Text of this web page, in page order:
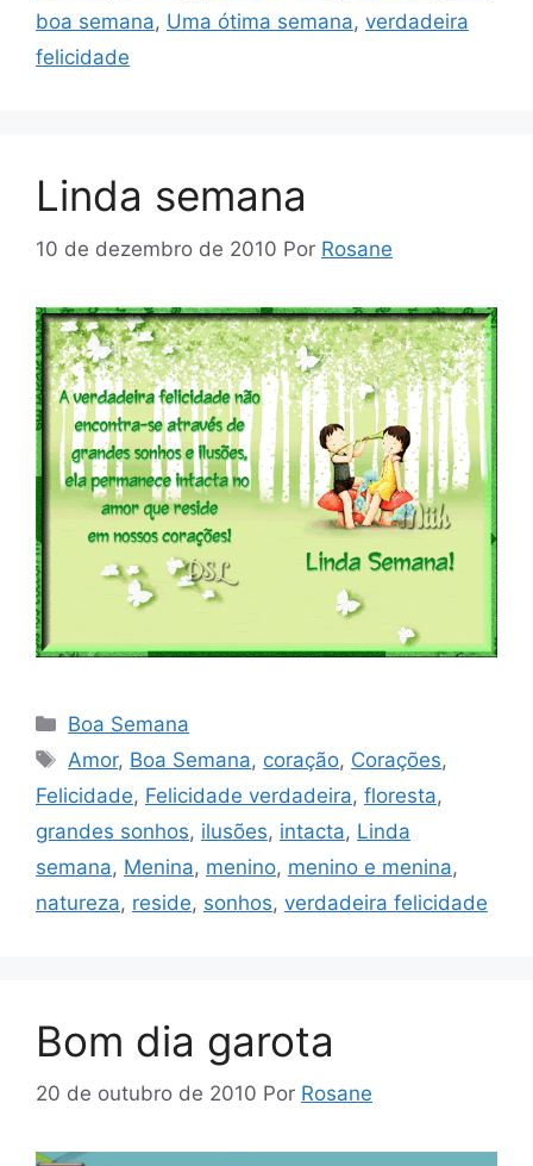
boa semana, Uma ótima semana, verdadeira
felicidade
Linda semana
10 de dezembro de 2010 Por Rosane
Categorias
Boa Semana
Tags
Amor, Boa Semana, coração, Corações,
Felicidade, Felicidade verdadeira, floresta,
grandes sonhos, ilusões, intacta, Linda
semana, Menina, menino, menino e menina,
natureza, reside, sonhos, verdadeira felicidade
Bom dia garota
20 de outubro de 2010 Por Rosane